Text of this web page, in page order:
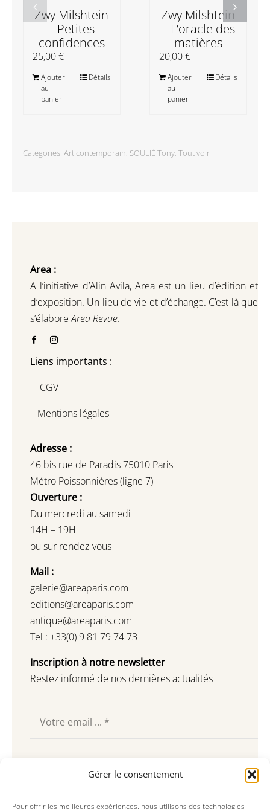
Gérer le consentement
Pour offrir les meilleures expériences, nous utilisons des technologies
Zwy Milshtein
– Petites
confidences
25,00€
Ajouter
au
panier
Détails
Zwy Milshtein
– L’oracle des
matières
20,00€
Ajouter
au
panier
Détails
Categories: Art contemporain, SOULIÉ Tony, Tout voir
Area :
A l’initiative d’Alin Avila, Area est un lieu d’édition et
d’exposition. Un lieu de vie et d’échange. C’est là que
s’élaboreArea Revue.
Liens importants :
– CGV
– Mentions légales
Adresse :
46 bis rue de Paradis 75010 Paris
Métro Poissonnières (ligne 7)
Ouverture :
Du mercredi au samedi
14H – 19H
ou sur rendez-vous
Mail :
galerie@areaparis.com
editions@areaparis.com
antique@areaparis.com
Tel : +33(0) 9 81 79 74 73
Inscription à notre newsletter
Restez informé de nos dernières actualités
Souscrire